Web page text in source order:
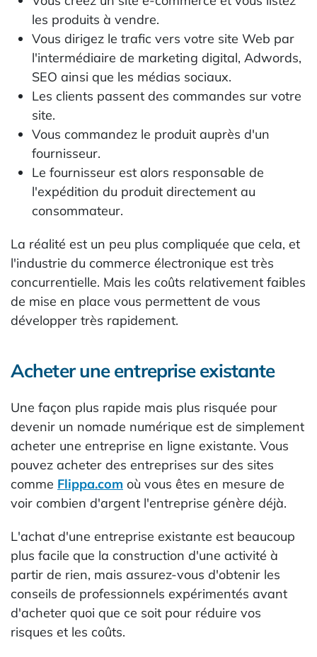
les produits à vendre.
Vous dirigez le trafic vers votre site Web par
l'intermédiaire de marketing digital, Adwords,
SEO ainsi que les médias sociaux.
Les clients passent des commandes sur votre
site.
Vous commandez le produit auprès d'un
fournisseur.
Le fournisseur est alors responsable de
l'expédition du produit directement au
consommateur.
La réalité est un peu plus compliquée que cela, et
l'industrie du commerce électronique est très
concurrentielle. Mais les coûts relativement faibles
de mise en place vous permettent de vous
développer très rapidement.
Acheter une entreprise existante
Une façon plus rapide mais plus risquée pour
devenir un nomade numérique est de simplement
acheter une entreprise en ligne existante. Vous
pouvez acheter des entreprises sur des sites
comme Flippa.com où vous êtes en mesure de
voir combien d'argent l'entreprise génère déjà.
L'achat d'une entreprise existante est beaucoup
plus facile que la construction d'une activité à
partir de rien, mais assurez-vous d'obtenir les
conseils de professionnels expérimentés avant
d'acheter quoi que ce soit pour réduire vos
risques et les coûts.